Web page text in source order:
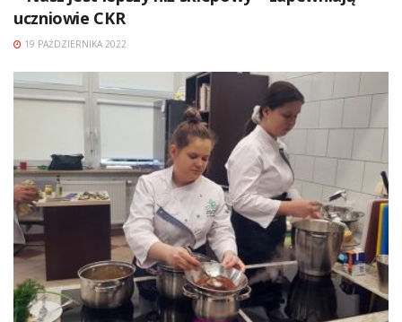
uczniowie CKR
19 PAŹDZIERNIKA 2022